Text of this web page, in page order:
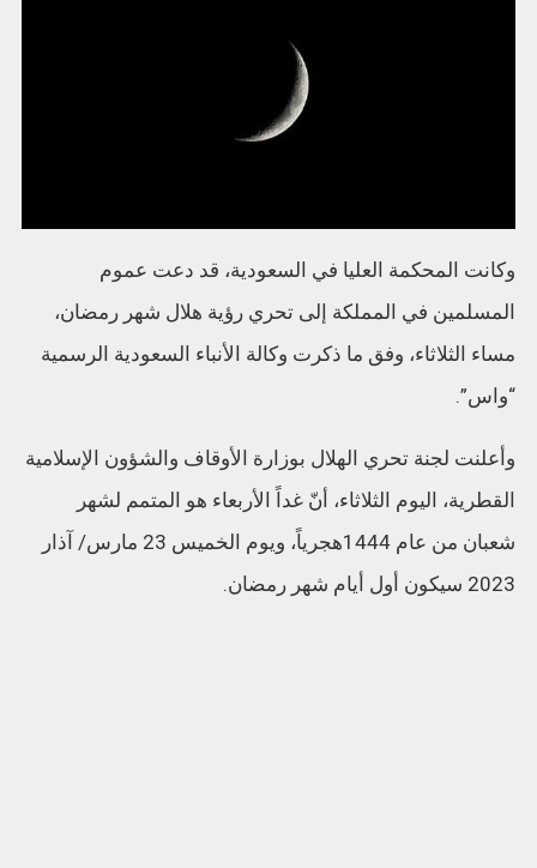
وكانت المحكمة العليا في السعودية، قد دعت عموم
المسلمين في المملكة إلى تحري رؤية هلال شهر رمضان،
مساء الثلاثاء، وفق ما ذكرت وكالة الأنباء السعودية الرسمية
“واس”.
وأعلنت لجنة تحري الهلال بوزارة الأوقاف والشؤون الإسلامية
القطرية، اليوم الثلاثاء، أنّ غداً الأربعاء هو المتمم لشهر
شعبان من عام 1444هجرياً، ويوم الخميس 23 مارس/ آذار
2023 سيكون أول أيام شهر رمضان.